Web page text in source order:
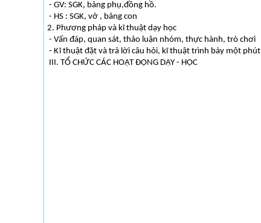
- GV: SGK, bảng phụ,đồng hồ.
- HS : SGK, vở , bảng con
2. Phương pháp và kĩ thuật dạy học
- Vấn đáp, quan sát, thảo luận nhóm, thực hành, trò chơi
- Kĩ thuật đặt và trả lời câu hỏi, kĩ thuật trình bày một phút
III. TỔ CHỨC CÁC HOẠT ĐỘNG DẠY - HỌC